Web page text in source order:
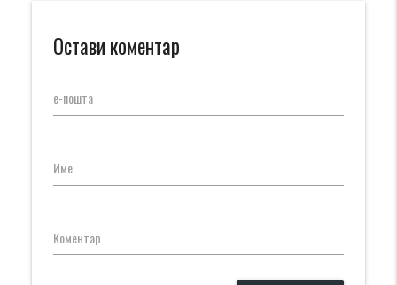
Остави коментар
е-пошта
Име
Коментар